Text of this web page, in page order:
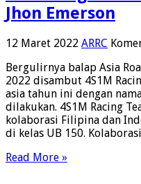
Jhon Emerson
12 Maret 2022 ARRC
Bergulirnya balap Asia
2022 disambut 4S1M
asia tahun ini dengan
dilakukan. 4S1M Racing
kolaborasi Filipina dan
di kelas UB 150.
Read More »